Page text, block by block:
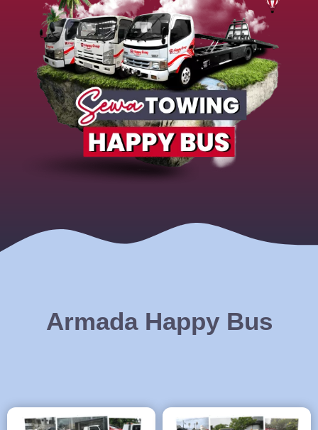
Armada Happy Bus